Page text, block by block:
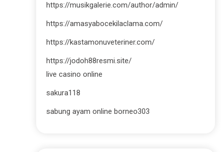
https://musikgalerie.com/author/admin/
https://amasyabocekilaclama.com/
https://kastamonuveteriner.com/
https://jodoh88resmi.site/
live casino online
sakura118
sabung ayam online borneo303